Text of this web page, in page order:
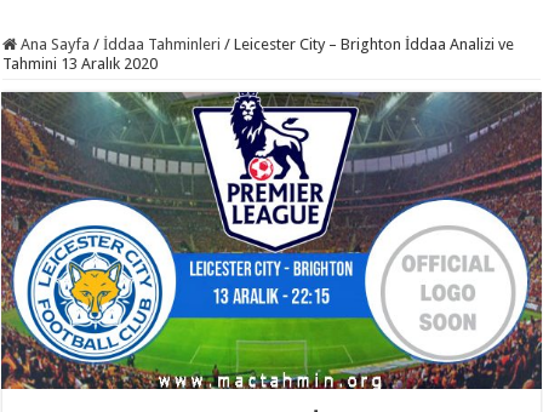
Ana Sayfa / İddaa Tahminleri / Leicester City – Brighton İddaa Analizi ve
Tahmini 13 Aralık 2020